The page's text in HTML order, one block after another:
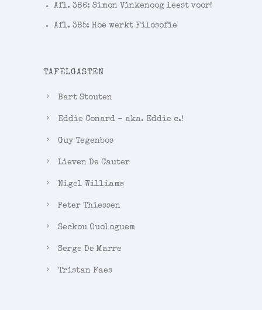
Afl. 386: Simon Vinkenoog leest voor!
Afl. 385: Hoe werkt Filosofie
TAFELGASTEN
Bart Stouten
Eddie Conard – aka. Eddie c.!
Guy Tegenbos
Lieven De Cauter
Nigel Williams
Peter Thiessen
Seckou Ouologuem
Serge De Marre
Tristan Faes